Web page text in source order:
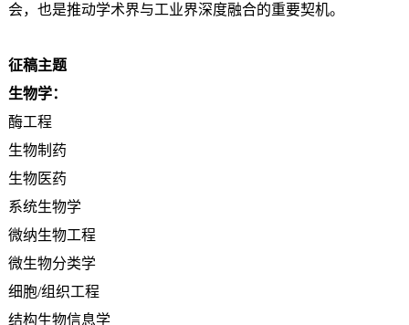
会，也是推动学术界与工业界深度融合的重要契机。
征稿主题
生物学：
酶工程
生物制药
生物医药
系统生物学
微纳生物工程
微生物分类学
细胞/组织工程
结构生物信息学